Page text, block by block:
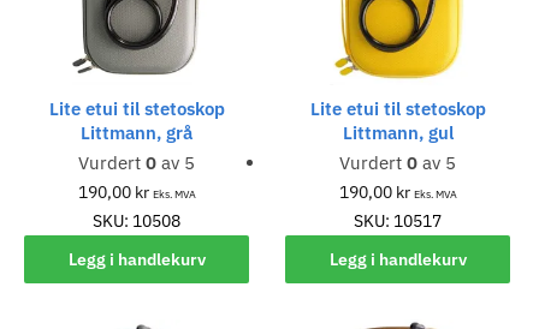
Lite etui til stetoskop
Littmann, grå
Vurdert0 av 5
190,00 kr Eks. MVA
SKU: 10508
Legg i handlekurv
Lite etui til stetoskop
Littmann, gul
Vurdert0 av 5
190,00 kr Eks. MVA
SKU: 10517
Legg i handlekurv